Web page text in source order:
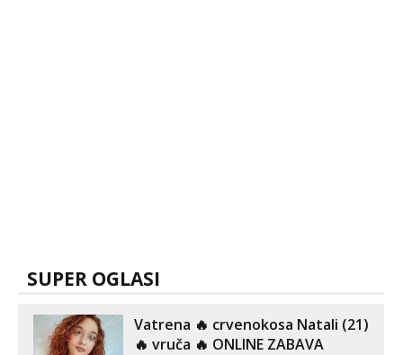
SUPER OGLASI
Vatrena ‎️‍🔥 crvenokosa Natali (21)
‎️‍🔥 vruča‎ ️‍🔥 ONLINE ZABAVA